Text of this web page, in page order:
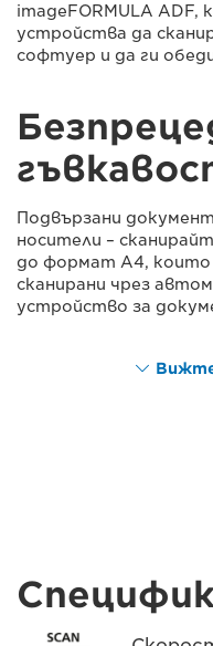
imageFORMULA ADF,
устройства да
софтуер и да ги
Подвързани
носители –
до формат A4,
сканирани чрез
устройство за